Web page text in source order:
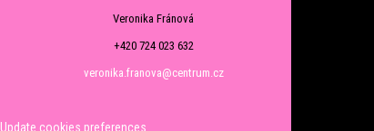
Veronika Fránová
+420 724 023 632
veronika.franova@centrum.cz
Update cookies preferences